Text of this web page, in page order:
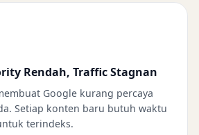
Rendah, Traffic Stagnan
Google kurang percaya
Setiap konten baru butuh waktu
terindeks.